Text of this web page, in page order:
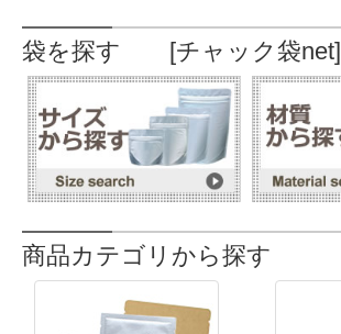
袋を探す [チャック袋net]
商品カテゴリから探す